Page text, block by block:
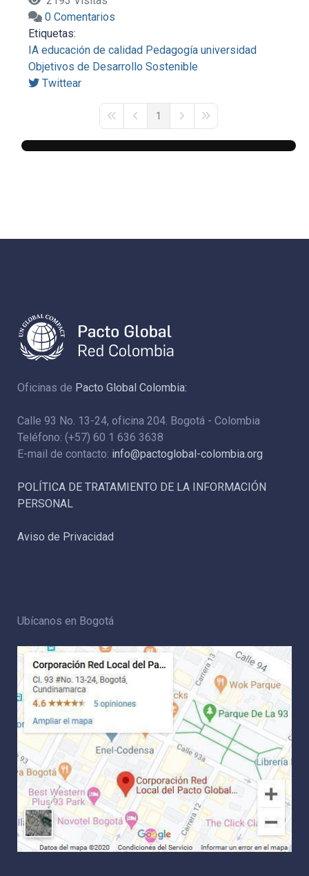
0 Comentarios
Etiquetas:
IA educación de calidad Pedagogía universidad
Objetivos de Desarrollo Sostenible
Twittear
First PagePrevious Page
1
Next PageLast Page
Oficinas de Pacto Global Colombia:
Calle 93 No. 13-24, oficina 204. Bogotá - Colombia
Teléfono: (+57) 60 1 636 3638
E-mail de contacto: info@pactoglobal-colombia.org
POLÍTICA DE TRATAMIENTO DE LA INFORMACIÓN
PERSONAL
Aviso de Privacidad
Ubícanos en Bogotá